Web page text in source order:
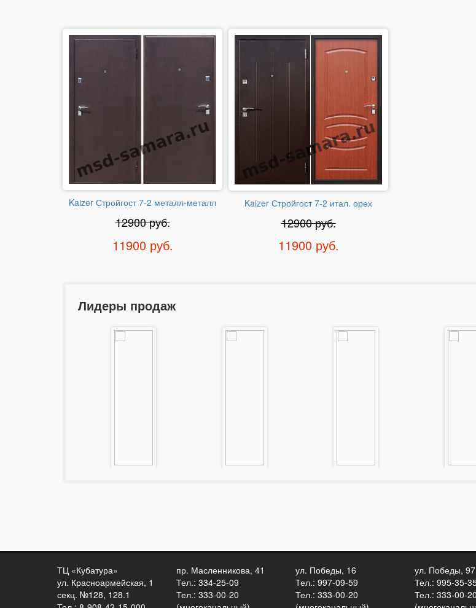
Kaizer Стройгост 7-2 металл-металл
12900 руб.
11900 руб.
Kaizer Стройгост 7-2 итал. орех
12900 руб.
11900 руб.
Лидеры продаж
ТЦ «Кубатура»
ул. Красноармейская, 1
секц. №128, 128.1
пр. Масленникова, 41
Тел.: 334-25-09
Тел.: 333-00-20
ул. Победы, 16
Тел.: 997-09-59
Тел.: 333-00-20
ул. Победы, 97
Тел.: 995-35-
Тел.: 333-00-20